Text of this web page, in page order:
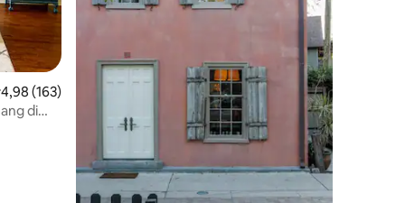
rata-rata 4,98 dari 5, 163 ulasan
4,98 (163)
di